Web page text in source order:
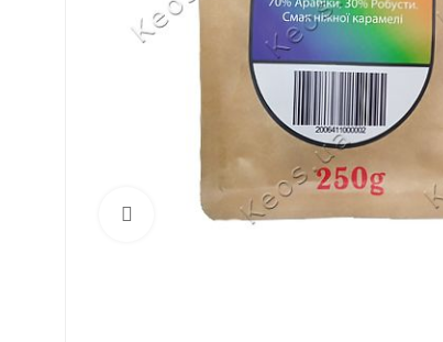
Click to enlarge